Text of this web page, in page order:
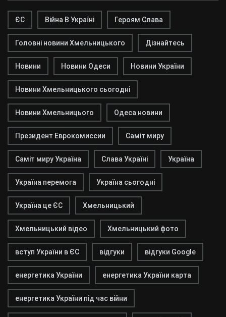
ЄС Війна В Україні Героям Слава
Головні новини Хмельницького Дізнайтесь
Новини Новини Одеси Новини України
Новини Хмельницького сьогодні
Новини Хмельницього Одеса новини
Президент Еврокомиссии Саміт миру
Саміт миру Україна Слава Україні Україна
Україна перемога Україна сьогодні
Україна це ЄС Хмельницький
Хмельницький відео Хмельницький фото
вступ України в ЄС відгуки відгуки Google
енергетика України енергетика України карта
енергетика України під час війни